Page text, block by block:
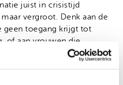
juist in crisistijd
vergroot. Denk aan de
geen toegang krijgt tot
of aan vrouwen die
worden en het zich